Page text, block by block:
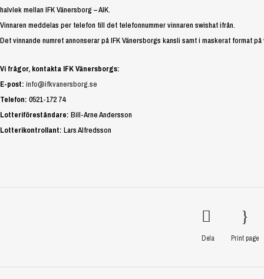
halvlek mellan IFK Vänersborg – AIK.
Vinnaren meddelas per telefon till det telefonnummer vinnaren swishat ifrån.
Det vinnande numret annonserar på IFK Vänersborgs kansli samt i maskerat format
Vi frågor, kontakta IFK Vänersborgs:
E-post: info@ifkvanersborg.se
Telefon: 0521-172 74
Lotteriföreståndare: Bill-Arne Andersson
Lotterikontrollant: Lars Alfredsson
Dela Print page